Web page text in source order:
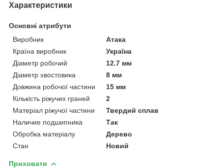
Характеристики
Основні атрибути
Виробник
Атака
Країна виробник
Україна
Діаметр робочий
12.7 мм
Діаметр хвостовика
8 мм
Довжина робочої частини
15 мм
Кількість ріжучих граней
2
Матеріал ріжучої частини
Твердий сплав
Наличие подшипника
Так
Обробка матеріалу
Дерево
Стан
Новий
Приховати